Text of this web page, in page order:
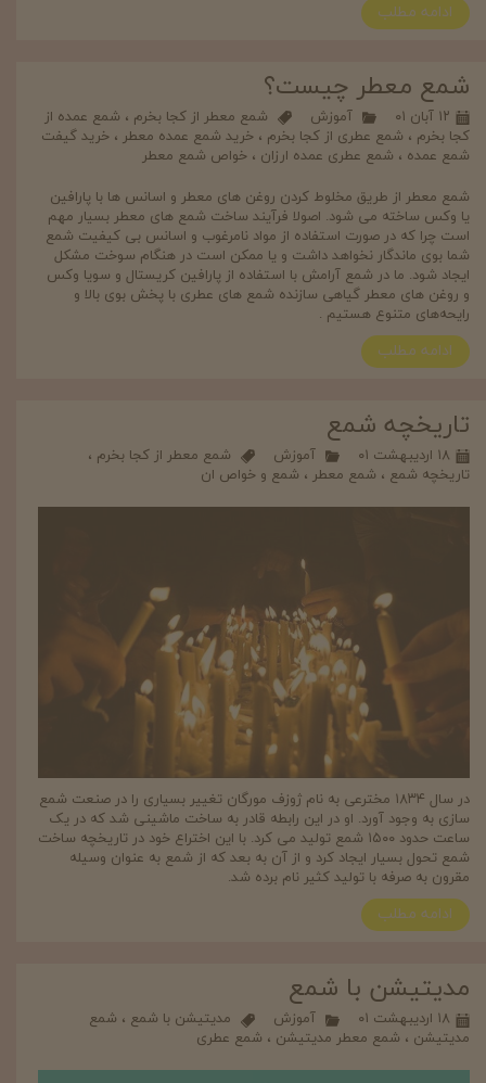
ادامه مطلب
شمع معطر چیست؟
۱۲ آبان ۰۱ آموزش شمع معطر از کجا بخرم ، شمع عمده از
کجا بخرم ، شمع عطری از کجا بخرم ، خرید شمع عمده معطر ، خرید گیفت
شمع عمده ، شمع عطری عمده ارزان ، خواص شمع معطر
شمع معطر از طریق مخلوط کردن روغن های معطر و اسانس ها با پارافین
یا وکس ساخته می شود. اصولا فرآیند ساخت شمع های معطر بسیار مهم
است چرا که در صورت استفاده از مواد نامرغوب و اسانس بی کیفیت شمع
شما بوی ماندگار نخواهد داشت و یا ممکن است در هنگام سوخت مشکل
ایجاد شود. ما در شمع آرامش با استفاده از پارافین کریستال و سویا وکس
و روغن های معطر گیاهی سازنده شمع های عطری با پخش بوی بالا و
رایحه‌های متنوع هستیم .
ادامه مطلب
تاریخچه شمع
۱۸ اردیبهشت ۰۱ آموزش شمع معطر از کجا بخرم ،
تاریخچه شمع ، شمع معطر ، شمع و خواص ان
در سال ۱۸۳۴ مخترعی به نام ژوزف مورگان تغییر بسیاری را در صنعت شمع
سازی به وجود آورد. او در این رابطه قادر به ساخت ماشینی شد که در یک
ساعت حدود ۱۵۰۰ شمع تولید می کرد. با این اختراع خود در تاریخچه ساخت
شمع تحول بسیار ایجاد کرد و از آن به بعد که از شمع به عنوان وسیله
مقرون به صرفه با تولید کثیر نام برده شد.
ادامه مطلب
مدیتیشن با شمع
۱۸ اردیبهشت ۰۱ آموزش مدیتیشن با شمع ، شمع
مدیتیشن ، شمع معطر مدیتیشن ، شمع عطری